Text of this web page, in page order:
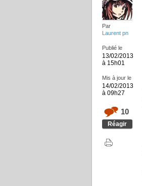
Par
Laurent pn
Publié le
13/02/2013
à 15h01
Mis à jour le
14/02/2013
à 09h27
10
Réagir